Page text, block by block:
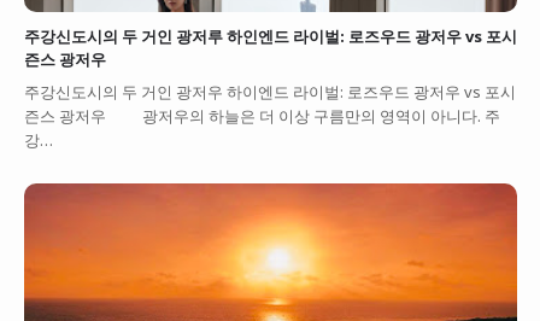
주강신도시의 두 거인 광저루 하인엔드 라이벌: 로즈우드 광저우 vs 포시
즌스 광저우
주강신도시의 두 거인 광저우 하이엔드 라이벌: 로즈우드 광저우 vs 포시
즌스 광저우 광저우의 하늘은 더 이상 구름만의 영역이 아니다. 주
강…